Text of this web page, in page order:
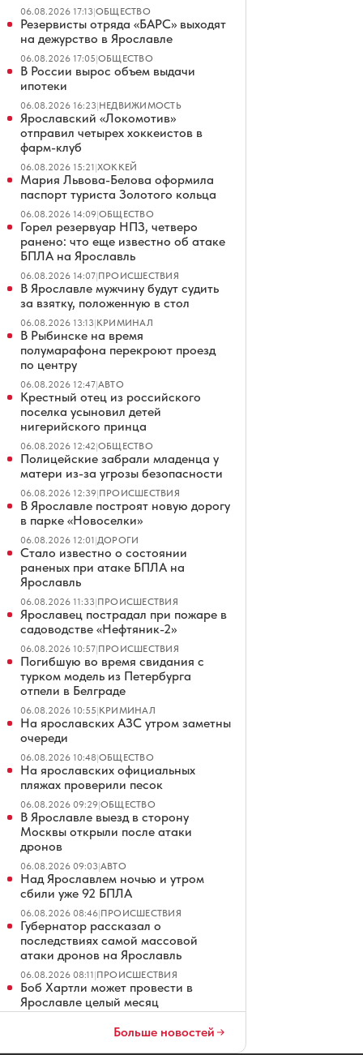
06.08.2026 17:13|ОБЩЕСТВО
Резервисты отряда «БАРС» выходят
на дежурство в Ярославле
06.08.2026 17:05|ОБЩЕСТВО
В России вырос объем выдачи
ипотеки
06.08.2026 16:23|НЕДВИЖИМОСТЬ
Ярославский «Локомотив»
отправил четырех хоккеистов в
фарм-клуб
06.08.2026 15:21|ХОККЕЙ
Мария Львова-Белова оформила
паспорт туриста Золотого кольца
06.08.2026 14:09|ОБЩЕСТВО
Горел резервуар НПЗ, четверо
ранено: что еще известно об атаке
БПЛА на Ярославль
06.08.2026 14:07|ПРОИСШЕСТВИЯ
В Ярославле мужчину будут судить
за взятку, положенную в стол
06.08.2026 13:13|КРИМИНАЛ
В Рыбинске на время
полумарафона перекроют проезд
по центру
06.08.2026 12:47|АВТО
Крестный отец из российского
поселка усыновил детей
нигерийского принца
06.08.2026 12:42|ОБЩЕСТВО
Полицейские забрали младенца у
матери из-за угрозы безопасности
06.08.2026 12:39|ПРОИСШЕСТВИЯ
В Ярославле построят новую дорогу
в парке «Новоселки»
06.08.2026 12:01|ДОРОГИ
Стало известно о состоянии
раненых при атаке БПЛА на
Ярославль
06.08.2026 11:33|ПРОИСШЕСТВИЯ
Ярославец пострадал при пожаре в
садоводстве «Нефтяник-2»
06.08.2026 10:57|ПРОИСШЕСТВИЯ
Погибшую во время свидания с
турком модель из Петербурга
отпели в Белграде
06.08.2026 10:55|КРИМИНАЛ
На ярославских АЗС утром заметны
очереди
06.08.2026 10:48|ОБЩЕСТВО
На ярославских официальных
пляжах проверили песок
06.08.2026 09:29|ОБЩЕСТВО
В Ярославле выезд в сторону
Москвы открыли после атаки
дронов
06.08.2026 09:03|АВТО
Над Ярославлем ночью и утром
сбили уже 92 БПЛА
06.08.2026 08:46|ПРОИСШЕСТВИЯ
Губернатор рассказал о
последствиях самой массовой
атаки дронов на Ярославль
06.08.2026 08:11|ПРОИСШЕСТВИЯ
Боб Хартли может провести в
Ярославле целый месяц
Уклонист получил 12 лет за
стрельбу по троллейбусу в
Больше новостей